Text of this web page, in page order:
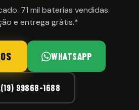
71 mil baterias vendidas.
e entrega grátis.*
WHATSAPP
(19) 99868-1688